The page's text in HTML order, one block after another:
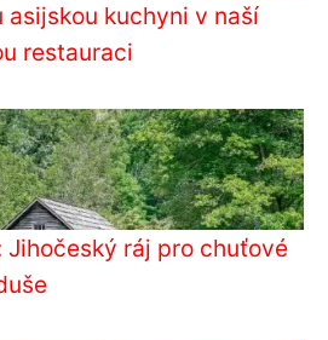
asijskou kuchyni v naší
restauraci
Jihočeský ráj pro chuťové